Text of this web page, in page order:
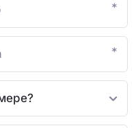
*
*